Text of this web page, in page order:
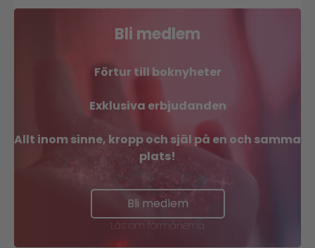
Bli medlem
Förtur till boknyheter
Exklusiva erbjudanden
Allt inom sinne, kropp och själ på en och samma
plats!
Bli medlem
Läs om förmånerna